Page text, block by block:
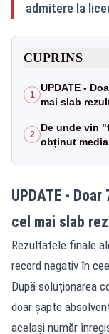
admitere la
CUPRINS
1
UPDATE -
mai slab
2
De unde vin
obținut
UPDATE -
cel mai slab
Rezultatele finale
record negativ în
După soluționarea
doar șapte
același număr